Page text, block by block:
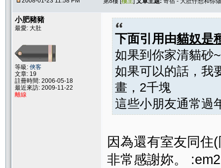
小肥豬豬
最愛: 大肚
等級: 俠客
文章: 19
註冊時間: 2006-05-18
最近來訪: 2009-11-22
離線
下面引用由貓奴是
如果到你家清貓砂
如果可以的話，我
畫，2千塊
這些小朋友通常過
因為還有室友同住
非常感謝妳。